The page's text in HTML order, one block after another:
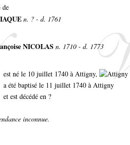
de
n. ? - d. 1761
NICOLAS n. 1710 - d. 1773
est né le 10 juillet 1740 à Attigny,
a été baptisé le 11 juillet 1740 à Attigny
et est décédé en ?
inconnue.